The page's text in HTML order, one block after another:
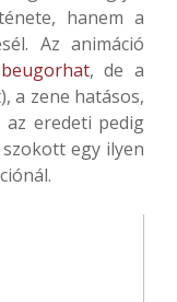
hanem a
Az animáció
, de a
a zene hatásos,
az eredeti pedig
egy ilyen